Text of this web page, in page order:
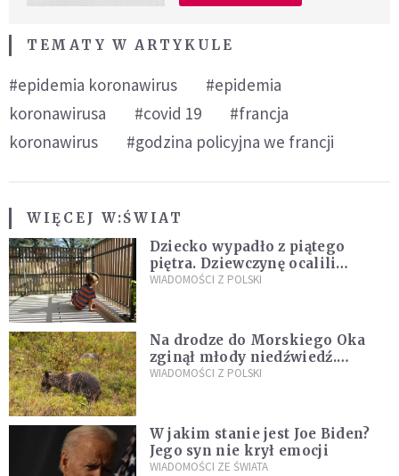
TEMATY W ARTYKULE
#epidemia koronawirus
#epidemia
koronawirusa
#covid 19
#francja
koronawirus
#godzina policyjna we francji
WIĘCEJ W:ŚWIAT
Dziecko wypadło z piątego
piętra. Dziewczynę ocalili
sąsiedzi
WIADOMOŚCI Z POLSKI
Na drodze do Morskiego Oka
zginął młody niedźwiedź.
Sprawę bada Policja i TPN
WIADOMOŚCI Z POLSKI
W jakim stanie jest Joe Biden?
Jego syn nie krył emocji
WIADOMOŚCI ZE ŚWIATA